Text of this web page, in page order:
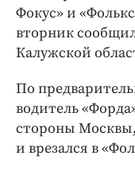
Фокус» и
вторник
Калужской
По
водитель
стороны
и врезался в